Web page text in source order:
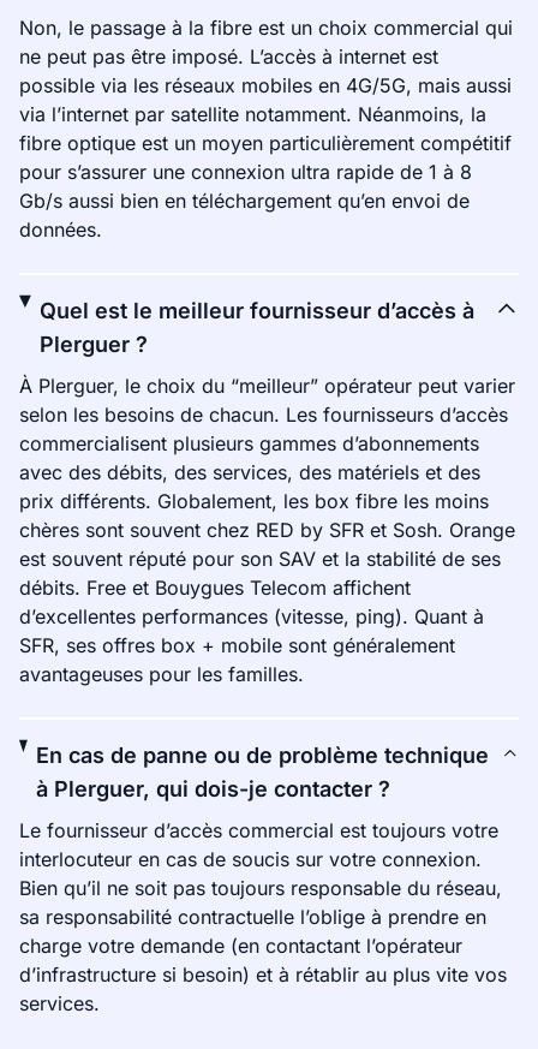
Non, le passage à la fibre est un choix commercial qui
ne peut pas être imposé. L’accès à internet est
possible via les réseaux mobiles en 4G/5G, mais aussi
via l’internet par satellite notamment. Néanmoins, la
fibre optique est un moyen particulièrement compétitif
pour s’assurer une connexion ultra rapide de 1 à 8
Gb/s aussi bien en téléchargement qu’en envoi de
données.
Quel est le meilleur fournisseur d’accès à
Plerguer ?
À Plerguer, le choix du “meilleur” opérateur peut varier
selon les besoins de chacun. Les fournisseurs d’accès
commercialisent plusieurs gammes d’abonnements
avec des débits, des services, des matériels et des
prix différents. Globalement, les box fibre les moins
chères sont souvent chez RED by SFR et Sosh. Orange
est souvent réputé pour son SAV et la stabilité de ses
débits. Free et Bouygues Telecom affichent
d’excellentes performances (vitesse, ping). Quant à
SFR, ses offres box + mobile sont généralement
avantageuses pour les familles.
En cas de panne ou de problème technique
à Plerguer, qui dois-je contacter ?
Le fournisseur d’accès commercial est toujours votre
interlocuteur en cas de soucis sur votre connexion.
Bien qu’il ne soit pas toujours responsable du réseau,
sa responsabilité contractuelle l’oblige à prendre en
charge votre demande (en contactant l’opérateur
d’infrastructure si besoin) et à rétablir au plus vite vos
services.